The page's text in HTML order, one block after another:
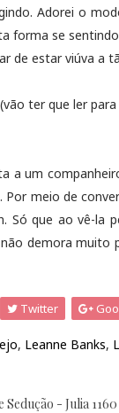
Adorei o
forma se
de estar viúva a
ter que ler
a um
Por meio de
Só que ao vê-la
demora muito
Twitter
, Leanne Banks,
- Julia 1160